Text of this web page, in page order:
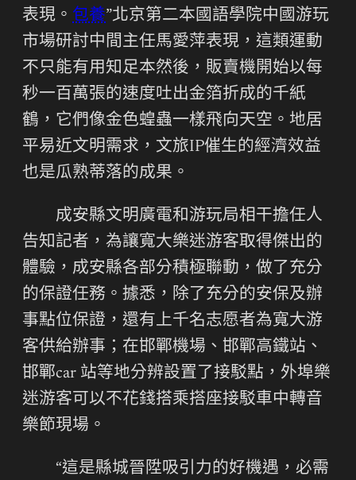
表現。 包養”北京第二本國語學院中國游玩
市場研討中間主任馬愛萍表現，這類運動
不只能有用知足本然後，販賣機開始以每
秒一百萬張的速度吐出金箔折成的千紙
鶴，它們像金色蝗蟲一樣飛向天空。地居
平易近文明需求，文旅IP催生的經濟效益
也是瓜熟蒂落的成果。
成安縣文明廣電和游玩局相干擔任人
告知記者，為讓寬大樂迷游客取得傑出的
體驗，成安縣各部分積極聯動，做了充分
的保證任務。據悉，除了充分的安保及辦
事點位保證，還有上千名志愿者為寬大游
客供給辦事；在邯鄲機場、邯鄲高鐵站、
邯鄲car 站等地分辨設置了接駁點，外埠樂
迷游客可以不花錢搭乘搭座接駁車中轉音
樂節現場。
“這是縣城晉陞吸引力的好機遇，必需